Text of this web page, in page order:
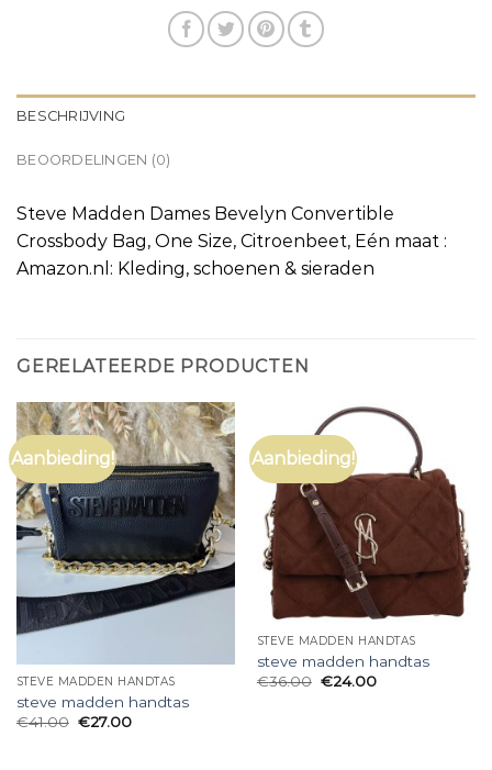
BESCHRIJVING
BEOORDELINGEN (0)
Steve Madden Dames Bevelyn Convertible
Crossbody Bag, One Size, Citroenbeet, Eén maat :
Amazon.nl: Kleding, schoenen & sieraden
GERELATEERDE PRODUCTEN
Aanbieding!
STEVE MADDEN HANDTAS
steve madden handtas
€41.00 €27.00
Aanbieding!
STEVE MADDEN HANDTAS
steve madden handtas
€36.00 €24.00